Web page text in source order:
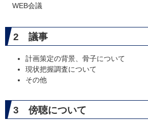
WEB会議
2 議事
計画策定の背景、骨子について
現状把握調査について
その他
3 傍聴について